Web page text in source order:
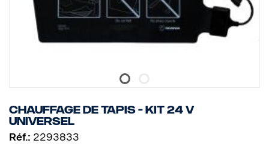
Chauffage de tapis - kit 24 V
universel
Réf.: 2293833